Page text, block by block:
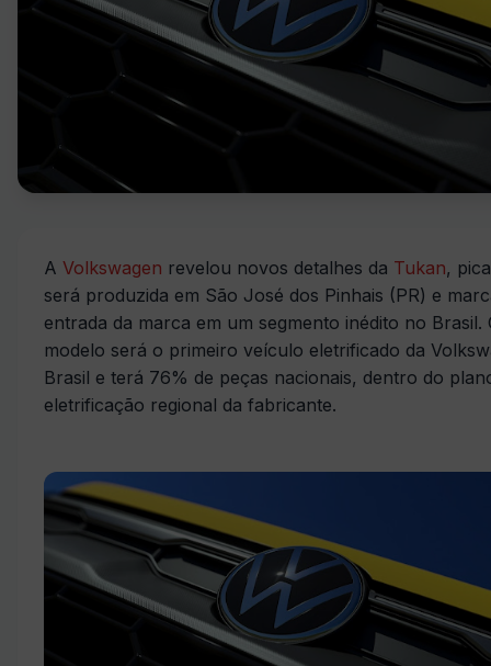
A Volkswagen revelou novos detalhes da Tukan,
será produzida em São José dos Pinhais (PR) e
entrada da marca em um segmento inédito no Brasil.
modelo será o primeiro veículo eletrificado da
Brasil e terá 76% de peças nacionais, dentro do
eletrificação regional da fabricante.